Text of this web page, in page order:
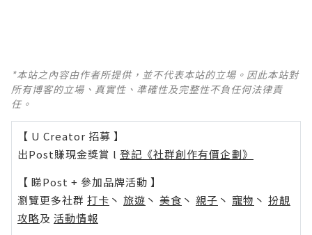
*本站之內容由作者所提供，並不代表本站的立場。因此本站對
所有博客的立場、真實性、準確性及完整性不負任何法律責
任。
【 U Creator 招募 】
出Post賺現金獎賞 l 登記《社群創作有價企劃》
【 睇Post + 參加品牌活動 】
瀏覽更多社群 打卡 丶 旅遊 丶 美食 丶 親子 丶 寵物 丶 扮靚
攻略及 活動情報